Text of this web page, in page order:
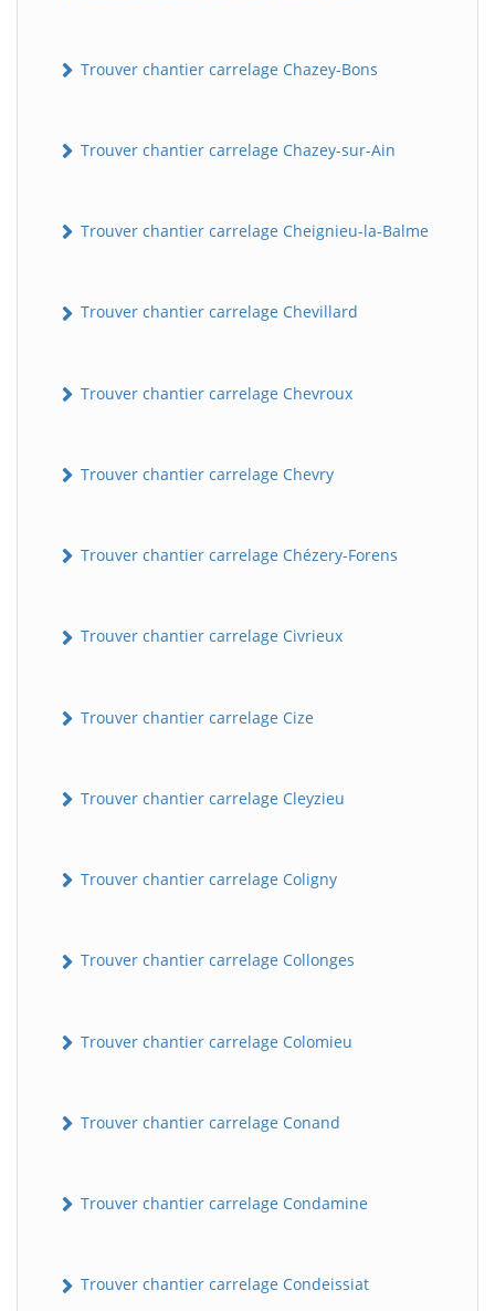
Trouver chantier carrelage Chazey-Bons
Trouver chantier carrelage Chazey-sur-Ain
Trouver chantier carrelage Cheignieu-la-Balme
Trouver chantier carrelage Chevillard
Trouver chantier carrelage Chevroux
Trouver chantier carrelage Chevry
Trouver chantier carrelage Chézery-Forens
Trouver chantier carrelage Civrieux
Trouver chantier carrelage Cize
Trouver chantier carrelage Cleyzieu
Trouver chantier carrelage Coligny
Trouver chantier carrelage Collonges
Trouver chantier carrelage Colomieu
Trouver chantier carrelage Conand
Trouver chantier carrelage Condamine
Trouver chantier carrelage Condeissiat